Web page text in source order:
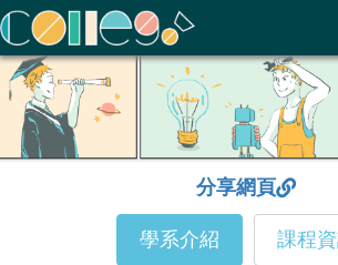
ColleGo! 大學選才與高中育才輔助系統
分享網頁
學系介紹 課程